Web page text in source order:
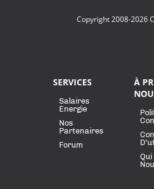
Copyright 2008-2026
SERVICES
Salaires
Energie
Nos
Partenaires
Forum
À
Qui